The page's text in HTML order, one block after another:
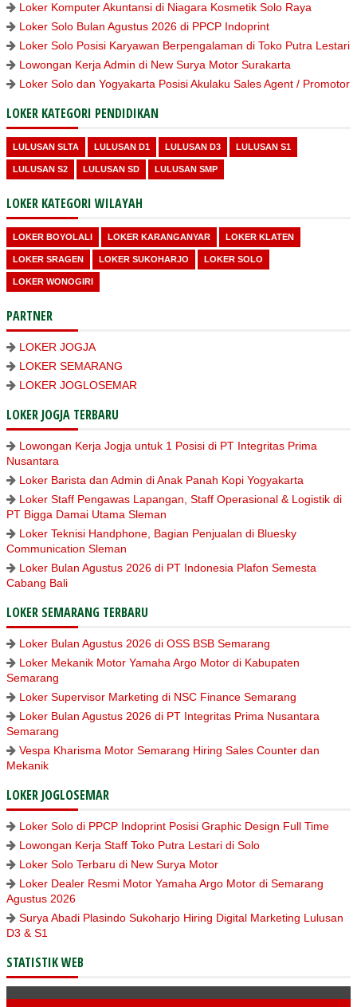
Loker Komputer Akuntansi di Niagara Kosmetik Solo Raya
Loker Solo Bulan Agustus 2026 di PPCP Indoprint
Loker Solo Posisi Karyawan Berpengalaman di Toko Putra Lestari
Lowongan Kerja Admin di New Surya Motor Surakarta
Loker Solo dan Yogyakarta Posisi Akulaku Sales Agent / Promotor
LOKER KATEGORI PENDIDIKAN
LULUSAN SLTA LULUSAN D1 LULUSAN D3 LULUSAN S1
LULUSAN S2 LULUSAN SD LULUSAN SMP
LOKER KATEGORI WILAYAH
LOKER BOYOLALI LOKER KARANGANYAR LOKER KLATEN
LOKER SRAGEN LOKER SUKOHARJO LOKER SOLO
LOKER WONOGIRI
PARTNER
LOKER JOGJA
LOKER SEMARANG
LOKER JOGLOSEMAR
LOKER JOGJA TERBARU
Lowongan Kerja Jogja untuk 1 Posisi di PT Integritas Prima
Nusantara
Loker Barista dan Admin di Anak Panah Kopi Yogyakarta
Loker Staff Pengawas Lapangan, Staff Operasional & Logistik di
PT Bigga Damai Utama Sleman
Loker Teknisi Handphone, Bagian Penjualan di Bluesky
Communication Sleman
Loker Bulan Agustus 2026 di PT Indonesia Plafon Semesta
Cabang Bali
LOKER SEMARANG TERBARU
Loker Bulan Agustus 2026 di OSS BSB Semarang
Loker Mekanik Motor Yamaha Argo Motor di Kabupaten
Semarang
Loker Supervisor Marketing di NSC Finance Semarang
Loker Bulan Agustus 2026 di PT Integritas Prima Nusantara
Semarang
Vespa Kharisma Motor Semarang Hiring Sales Counter dan
Mekanik
LOKER JOGLOSEMAR
Loker Solo di PPCP Indoprint Posisi Graphic Design Full Time
Lowongan Kerja Staff Toko Putra Lestari di Solo
Loker Solo Terbaru di New Surya Motor
Loker Dealer Resmi Motor Yamaha Argo Motor di Semarang
Agustus 2026
Surya Abadi Plasindo Sukoharjo Hiring Digital Marketing Lulusan
D3 & S1
STATISTIK WEB